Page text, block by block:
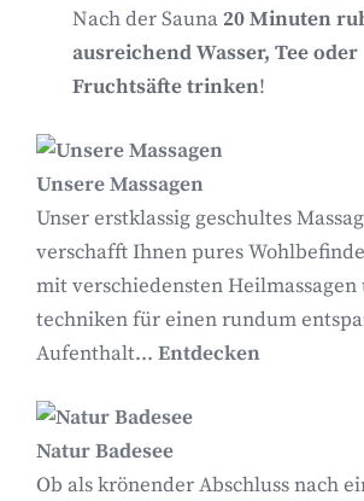
Nach der Sauna20 Minuten
ausreichend Wasser, Tee oder
Fruchtsäfte trinken!
Unsere Massagen
Unser erstklassig geschultes
verschafft Ihnen pures
mit verschiedensten Heilmassagen
techniken für einen rundum
Aufenthalt... Entdecken
Natur Badesee
Ob als krönender Abschluss nach